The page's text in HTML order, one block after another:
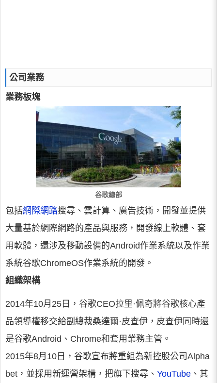
公司業務
業務板塊
谷歌總部
包括網際網路搜尋、雲計算、廣告技術，開發並提供
大量基於網際網路的產品與服務，開發線上軟體、套
用軟體，還涉及移動設備的Android作業系統以及作業
系統谷歌ChromeOS作業系統的開發。
組織架構
2014年10月25日，谷歌CEO拉里·佩奇將谷歌核心產
品領導權移交給副總裁桑達爾·皮查伊，皮查伊同時還
是谷歌Android、Chrome和套用業務主管。
2015年8月10日，谷歌宣布將重組為新控股公司Alpha
bet，並採用新運營架構，把旗下搜尋、 YouTube 、其